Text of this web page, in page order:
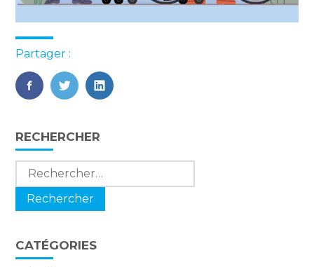
Partager :
FaceBook
TwitterLinkedIn
Blog
sidebar
RECHERCHER
Rechercher :
CATÉGORIES